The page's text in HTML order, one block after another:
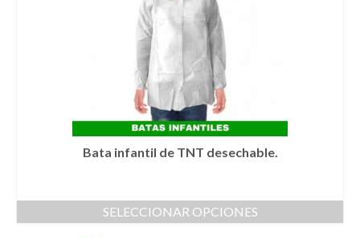
opciones
se
pueden
elegir
en
la
página
de
producto
Bata infantil de TNT desechable.
SELECCIONAR OPCIONES